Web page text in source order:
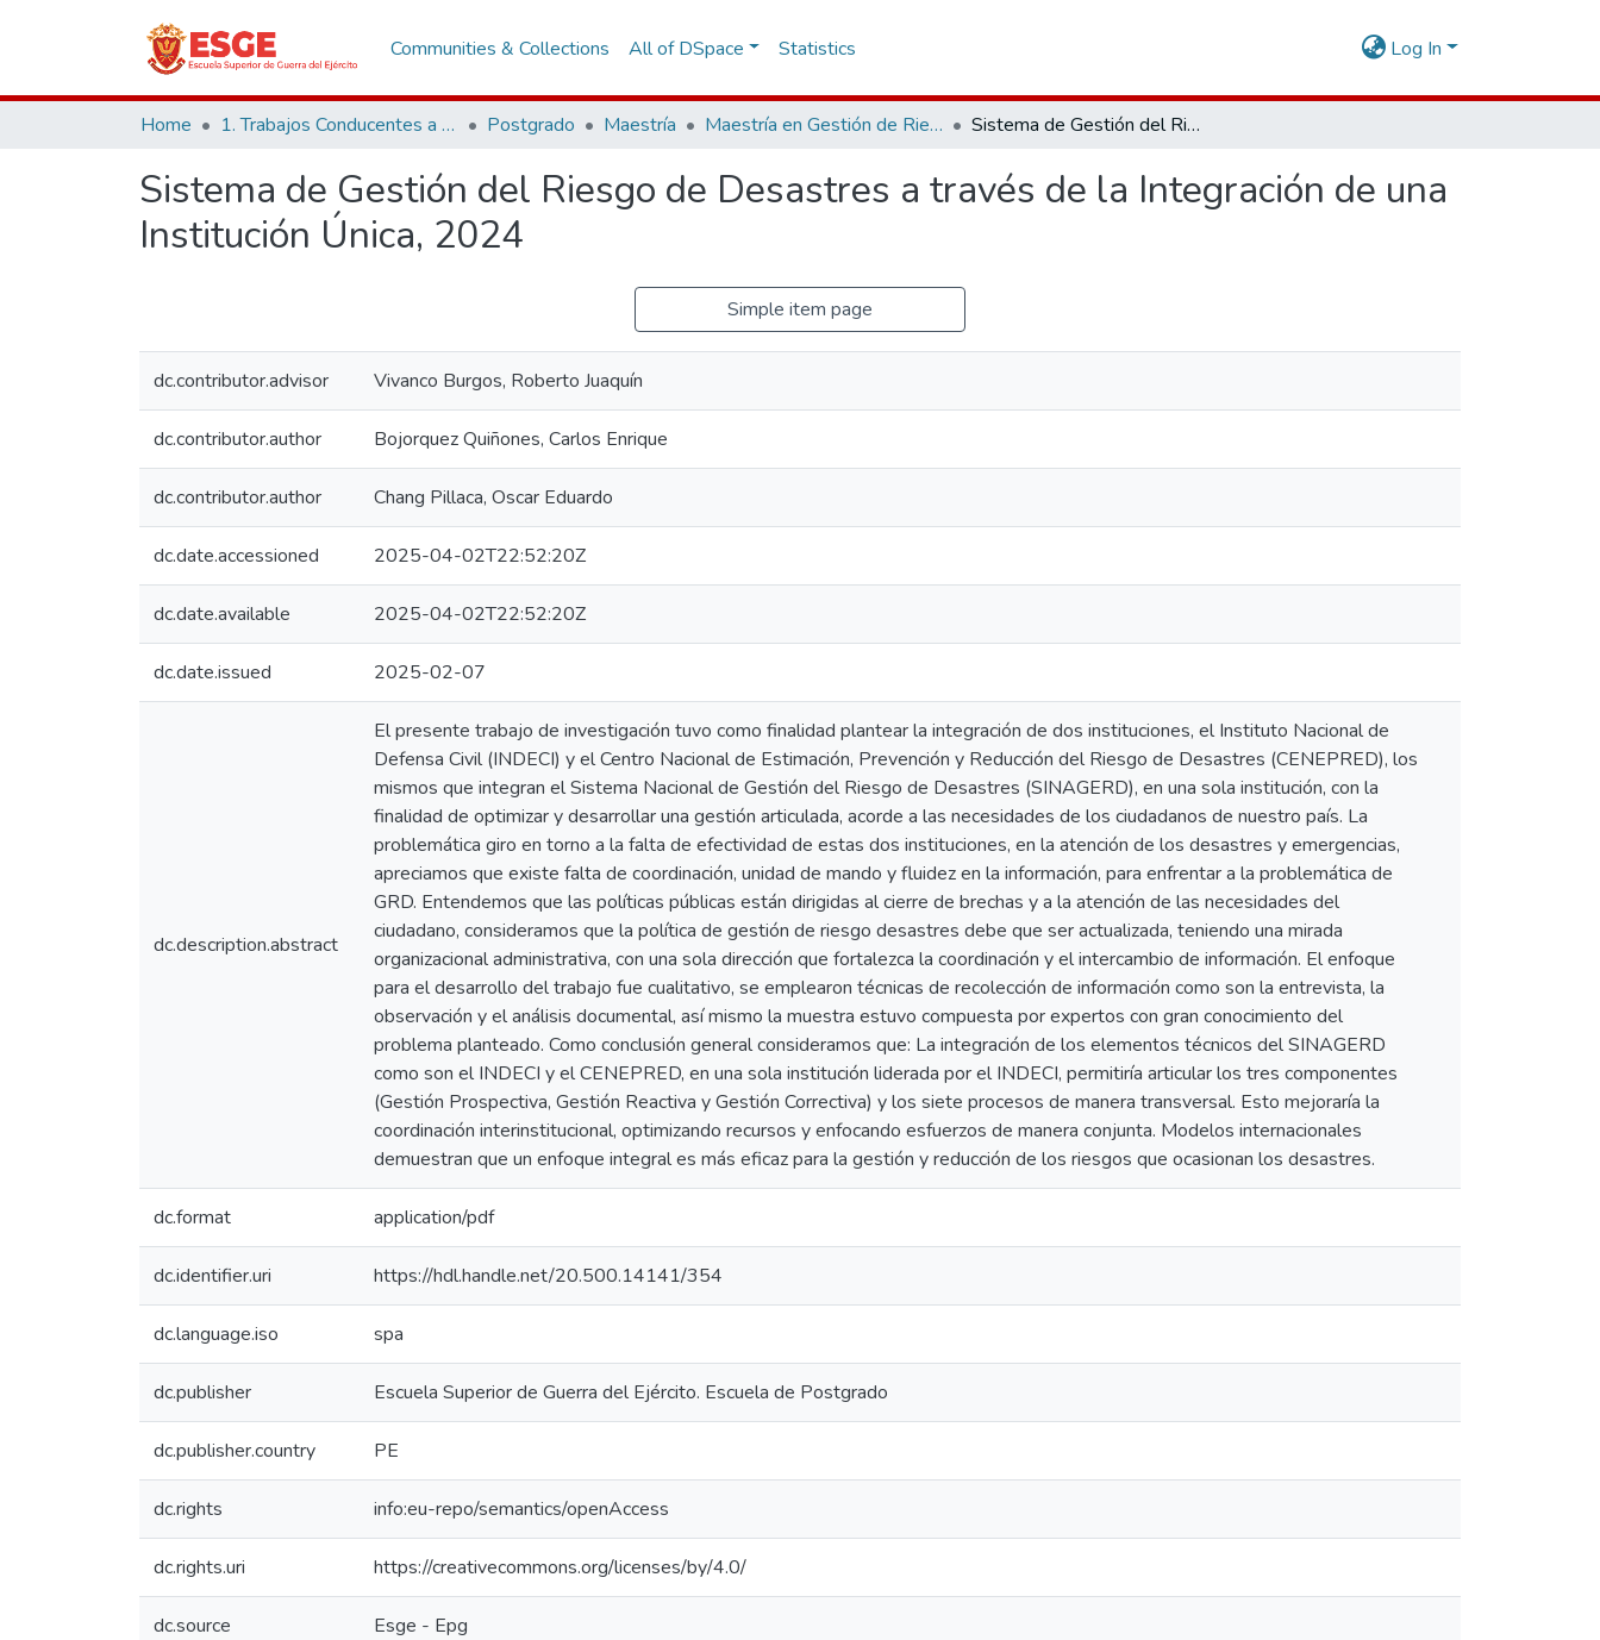
Communities & Collections All of DSpace Statistics Log In
Home 1. Trabajos Conducentes a Grados y Títulos Postgrado Maestría Maestría en Gestión de Riesgos y Desastres Sistema de Gestión del Riesgo de Desastres a través de la Integración de una Institución Única, 2024
Sistema de Gestión del Riesgo de Desastres a través de la Integración de una
Institución Única, 2024
Simple item page
dc.contributor.advisor Vivanco Burgos, Roberto Juaquín
dc.contributor.author Bojorquez Quiñones, Carlos Enrique
dc.contributor.author Chang Pillaca, Oscar Eduardo
dc.date.accessioned 2025-04-02T22:52:20Z
dc.date.available 2025-04-02T22:52:20Z
dc.date.issued 2025-02-07
dc.description.abstract
El presente trabajo de investigación tuvo como finalidad plantear la integración de dos instituciones, el Instituto Nacional de
Defensa Civil (INDECI) y el Centro Nacional de Estimación, Prevención y Reducción del Riesgo de Desastres (CENEPRED), los
mismos que integran el Sistema Nacional de Gestión del Riesgo de Desastres (SINAGERD), en una sola institución, con la
finalidad de optimizar y desarrollar una gestión articulada, acorde a las necesidades de los ciudadanos de nuestro país. La
problemática giro en torno a la falta de efectividad de estas dos instituciones, en la atención de los desastres y emergencias,
apreciamos que existe falta de coordinación, unidad de mando y fluidez en la información, para enfrentar a la problemática de
GRD. Entendemos que las políticas públicas están dirigidas al cierre de brechas y a la atención de las necesidades del
ciudadano, consideramos que la política de gestión de riesgo desastres debe que ser actualizada, teniendo una mirada
organizacional administrativa, con una sola dirección que fortalezca la coordinación y el intercambio de información. El enfoque
para el desarrollo del trabajo fue cualitativo, se emplearon técnicas de recolección de información como son la entrevista, la
observación y el análisis documental, así mismo la muestra estuvo compuesta por expertos con gran conocimiento del
problema planteado. Como conclusión general consideramos que: La integración de los elementos técnicos del SINAGERD
como son el INDECI y el CENEPRED, en una sola institución liderada por el INDECI, permitiría articular los tres componentes
(Gestión Prospectiva, Gestión Reactiva y Gestión Correctiva) y los siete procesos de manera transversal. Esto mejoraría la
coordinación interinstitucional, optimizando recursos y enfocando esfuerzos de manera conjunta. Modelos internacionales
demuestran que un enfoque integral es más eficaz para la gestión y reducción de los riesgos que ocasionan los desastres.
dc.format application/pdf
dc.identifier.uri https://hdl.handle.net/20.500.14141/354
dc.language.iso spa
dc.publisher Escuela Superior de Guerra del Ejército. Escuela de Postgrado
dc.publisher.country PE
dc.rights info:eu-repo/semantics/openAccess
dc.rights.uri https://creativecommons.org/licenses/by/4.0/
dc.source Esge - Epg